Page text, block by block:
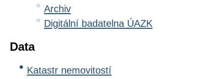
Archiv
Digitální badatelna ÚAZK
Data
Katastr nemovitostí